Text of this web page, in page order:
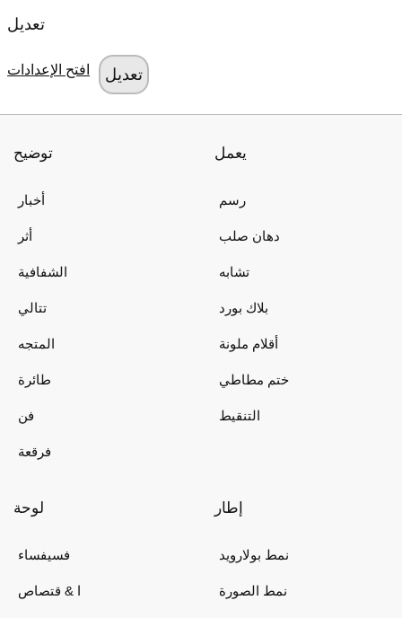
تعديل
افتح الإعدادات
توضيح
أخبار
أثر
الشفافية
تتالي
المتجه
طائرة
فن
فرقعة
يعمل
رسم
دهان صلب
تشابه
بلاك بورد
أقلام ملونة
ختم مطاطي
التنقيط
لوحة
فسيفساء
ا & قتصاص
إطار
نمط بولارويد
نمط الصورة